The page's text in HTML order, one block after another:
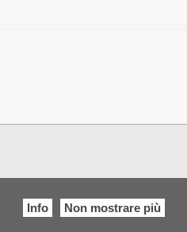
Info Non mostrare più